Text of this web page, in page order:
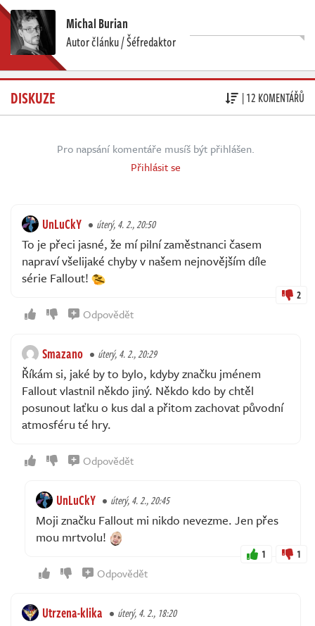
Michal Burian
Autor článku / Šéfredaktor
DISKUZE | 12 KOMENTÁŘŮ
Pro napsání komentáře musíš být přihlášen.
Přihlásit se
UnLuCkY úterý, 4. 2., 20:50
To je přeci jasné, že mí pilní zaměstnanci časem
napraví všelijaké chyby v našem nejnovějším díle
série Fallout!
2
Odpovědět
Smazano úterý, 4. 2., 20:29
Říkám si, jaké by to bylo, kdyby značku jménem
Fallout vlastnil někdo jiný. Někdo kdo by chtěl
posunout laťku o kus dal a přitom zachovat původní
atmosféru té hry.
Odpovědět
UnLuCkY úterý, 4. 2., 20:45
Moji značku Fallout mi nikdo nevezme. Jen přes
mou mrtvolu!
1 1
Odpovědět
Utrzena-klika úterý, 4. 2., 18:20